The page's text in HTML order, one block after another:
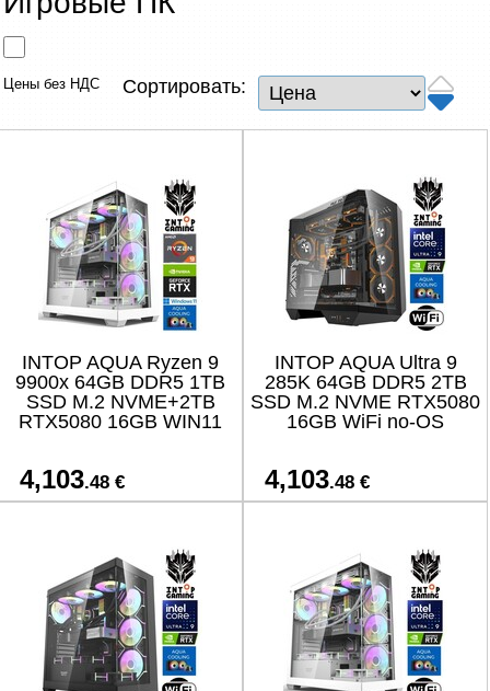
Сетевые товары
ТВ, Фото и электроника
Автотовары
Renewd техника, Outlet
Цены без НДС Сортировать:
INTOP AQUA Ryzen 9
9900x 64GB DDR5 1TB
SSD M.2 NVME+2TB
RTX5080 16GB WIN11
4,103.48 €
INTOP AQUA Ultra 9
285K 64GB DDR5 2TB
SSD M.2 NVME RTX5080
16GB WiFi no-OS
4,103.48 €